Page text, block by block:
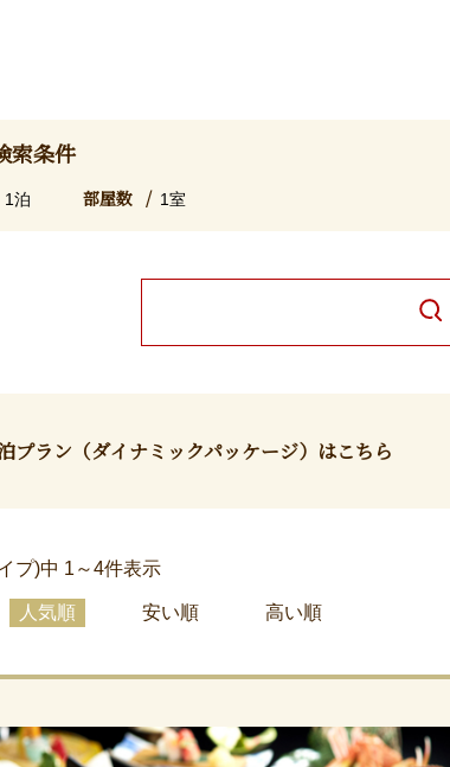
索条件
1泊 部屋数 1室
プラン （ダイナミックパッケージ）はこちら
プ)中 1～4件表示
人気順 安い順 高い順